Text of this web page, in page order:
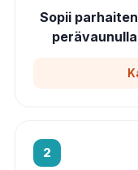
Sopii
Uuden-Seelannin
Google-
2